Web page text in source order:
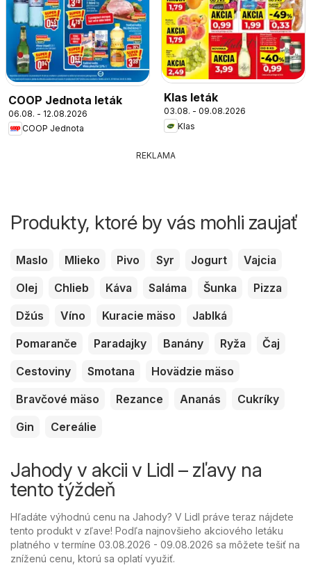
COOP Jednota leták
06.08. - 12.08.2026
COOP Jednota
Klas leták
03.08. - 09.08.2026
Klas
REKLAMA
Produkty, ktoré by vás mohli zaujať
Maslo Mlieko Pivo Syr Jogurt
Vajcia
Olej
Chlieb Káva Saláma Šunka
Pizza
Džús
Víno Kuracie mäso
Jablká
Pomaranče
Paradajky Banány Ryža
Čaj
Cestoviny
Smotana
Hovädzie mäso
Bravčové mäso
Rezance Ananás
Cukríky
Gin
Cereálie
Jahody v akcii v Lidl – zľavy na
tento týždeň
Hľadáte výhodnú cenu na Jahody? V Lidl práve teraz nájdete
tento produkt v zľave! Podľa najnovšieho akciového letáku
platného v termíne 03.08.2026 - 09.08.2026 sa môžete tešiť na
zníženú cenu, ktorú sa oplatí využiť.